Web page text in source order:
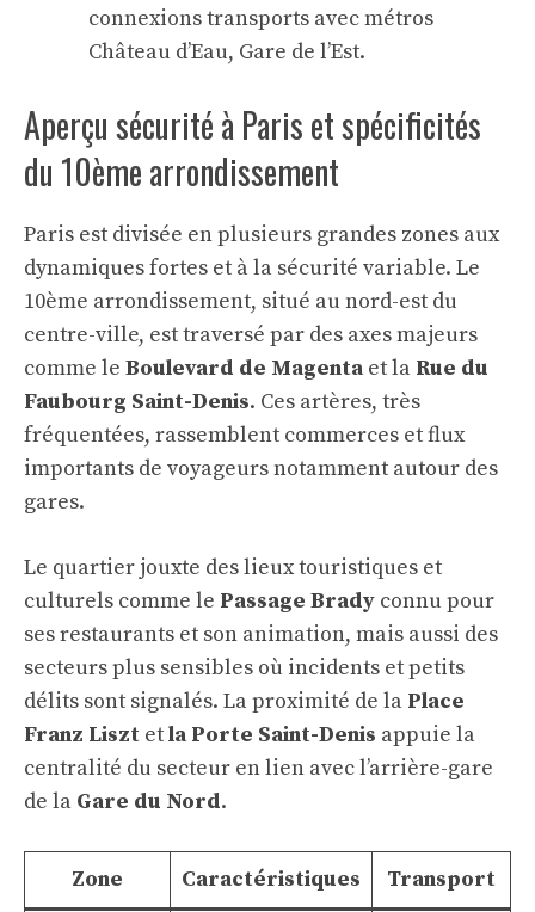
connexions transports avec métros
Château d’Eau, Gare de l’Est.
Aperçu sécurité à Paris et spécificités
du 10ème arrondissement
Paris est divisée en plusieurs grandes zones aux
dynamiques fortes et à la sécurité variable. Le
10ème arrondissement, situé au nord-est du
centre-ville, est traversé par des axes majeurs
comme le Boulevard de Magenta et la Rue du
Faubourg Saint-Denis. Ces artères, très
fréquentées, rassemblent commerces et flux
importants de voyageurs notamment autour des
gares.
Le quartier jouxte des lieux touristiques et
culturels comme le Passage Brady connu pour
ses restaurants et son animation, mais aussi des
secteurs plus sensibles où incidents et petits
délits sont signalés. La proximité de la Place
Franz Liszt etla Porte Saint-Denis appuie la
centralité du secteur en lien avec l’arrière-gare
de la Gare du Nord.
Zone Caractéristiques Transport